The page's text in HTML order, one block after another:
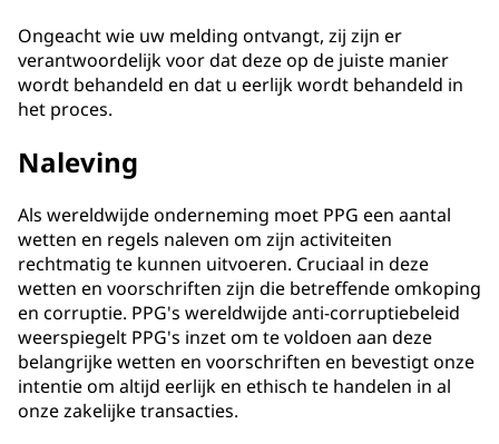
Ongeacht wie uw melding ontvangt, zij zijn er
verantwoordelijk voor dat deze op de juiste manier
wordt behandeld en dat u eerlijk wordt behandeld in
het proces.
Naleving
Als wereldwijde onderneming moet PPG een aantal
wetten en regels naleven om zijn activiteiten
rechtmatig te kunnen uitvoeren. Cruciaal in deze
wetten en voorschriften zijn die betreffende omkoping
en corruptie. PPG's wereldwijde anti-corruptiebeleid
weerspiegelt PPG's inzet om te voldoen aan deze
belangrijke wetten en voorschriften en bevestigt onze
intentie om altijd eerlijk en ethisch te handelen in al
onze zakelijke transacties.